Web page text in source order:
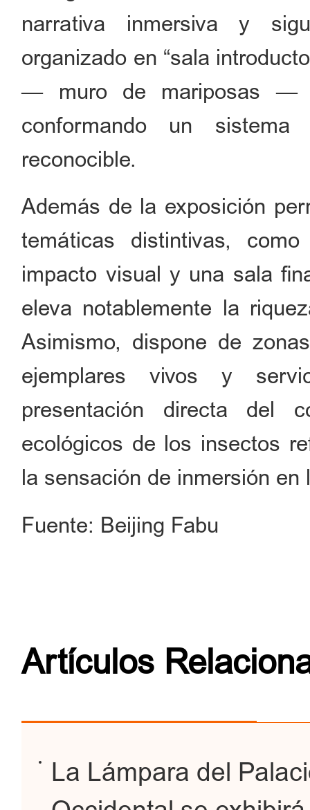
narrativa inmersiva y
organizado en “sala
— muro de mariposas —
conformando un
reconocible.
Además de la exposición
temáticas distintivas,
impacto visual y una sala
eleva notablemente la
Asimismo, dispone de
ejemplares vivos y
presentación directa del
ecológicos de los insectos
la sensación de inmersión
Fuente: Beijing Fabu
Artículos
La Lámpara del